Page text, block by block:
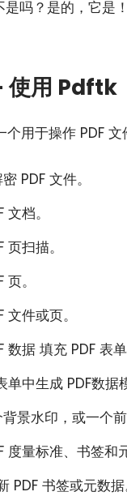
吗？是的，它是
使用 Pdftk
用于操作 PDF
PDF 文件。
档。
页扫描。
。
文件或页。
数据 填充 PDF 表
单中生成 PDF数据
景水印，或一个前
度量标准、书签和
PDF 书签或元数据